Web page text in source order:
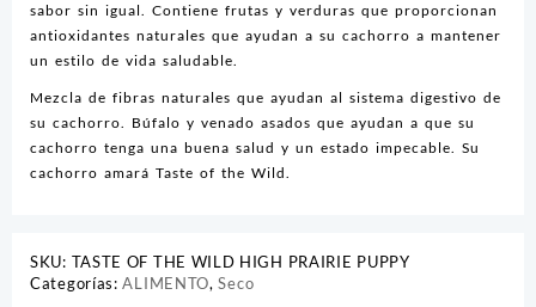
sabor sin igual. Contiene frutas y verduras que proporcionan
antioxidantes naturales que ayudan a su cachorro a mantener
un estilo de vida saludable.
Mezcla de fibras naturales que ayudan al sistema digestivo de
su cachorro. Búfalo y venado asados que ayudan a que su
cachorro tenga una buena salud y un estado impecable. Su
cachorro amará Taste of the Wild.
SKU: TASTE OF THE WILD HIGH PRAIRIE PUPPY
Categorías:ALIMENTO,Seco